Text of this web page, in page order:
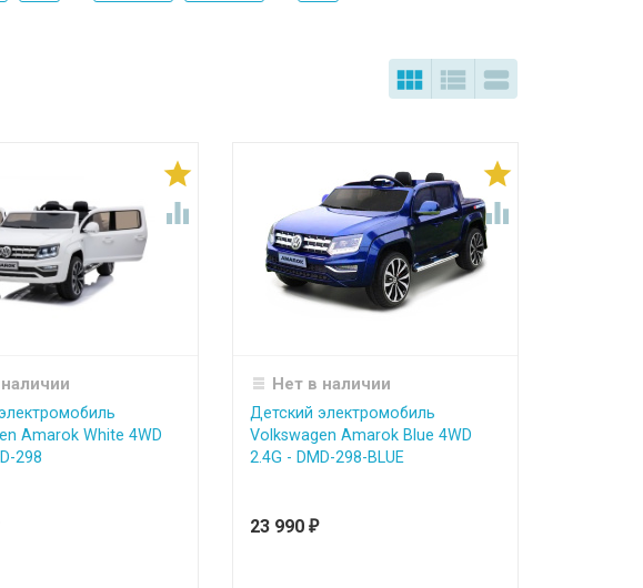
  


Amarok White 4WD
298


Нет в наличии
Детский электромобиль
Volkswagen Amarok Blue 4WD
2.4G - DMD-298-BLUE
23 990 ₽